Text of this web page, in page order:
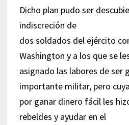
Dicho plan pudo ser
indiscreción de
dos soldados del ejército
Washington y a los que se
asignado las labores de ser
importante militar, pero
por ganar dinero fácil les
rebeldes y ayudar en el